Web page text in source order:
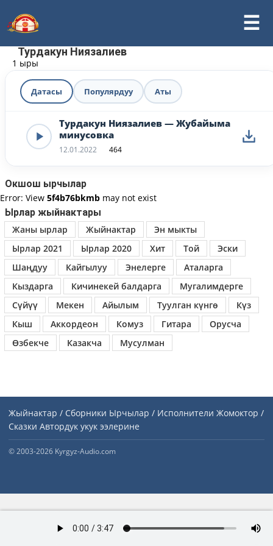
Турдакун Ниязалиев
1 ыры
Датасы Популярдуу Аты
Турдакун Ниязалиев — Жубайыма
минусовка
12.01.2022 464
Окшош ырчылар
Error: View 5f4b76bkmb may not exist
Ырлар жыйнактары
Жаны ырлар
Жыйнактар
Эн мыкты
Ырлар 2021
Ырлар 2020 Хит Той
Эски
Шаңдуу
Кайгылуу Энелерге
Аталарга
Кыздарга
Кичинекей балдарга
Мугалимдерге
Сүйүү
Мекен Айылым Туулган күнгө
Күз
Кыш
Аккордеон Комуз Гитара
Орусча
Өзбекче
Казакча Мусулман
Жыйнактар / Сборники Ырчылар / Исполнители Жомоктор /
Сказки Автордук укук ээлерине
© 2003-2026 Kyrgyz-Audio.com